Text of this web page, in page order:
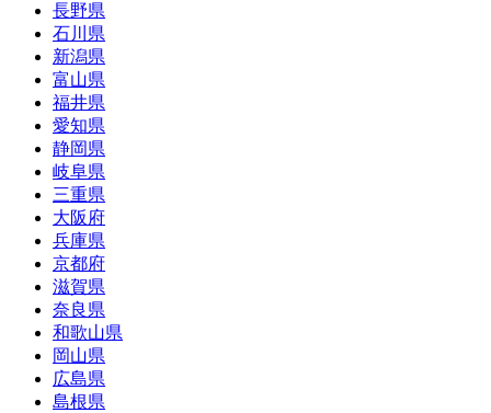
長野県
石川県
新潟県
富山県
福井県
愛知県
静岡県
岐阜県
三重県
大阪府
兵庫県
京都府
滋賀県
奈良県
和歌山県
岡山県
広島県
島根県